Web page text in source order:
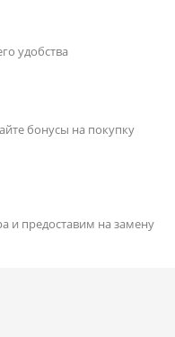
удобства
бонусы на покупку
и предоставим на замену